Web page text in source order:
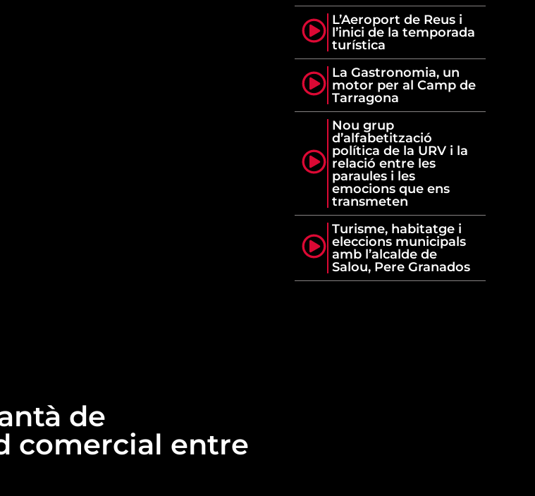
de
comercial entre
L’Aeroport de Reus i
l’inici de la temporada
turística
La Gastronomia, un
motor per al Camp de
Tarragona
Nou grup
d’alfabetització
política de la URV i la
relació entre les
paraules i les
emocions que ens
transmeten
Turisme, habitatge i
eleccions municipals
amb l’alcalde de
Salou, Pere Granados